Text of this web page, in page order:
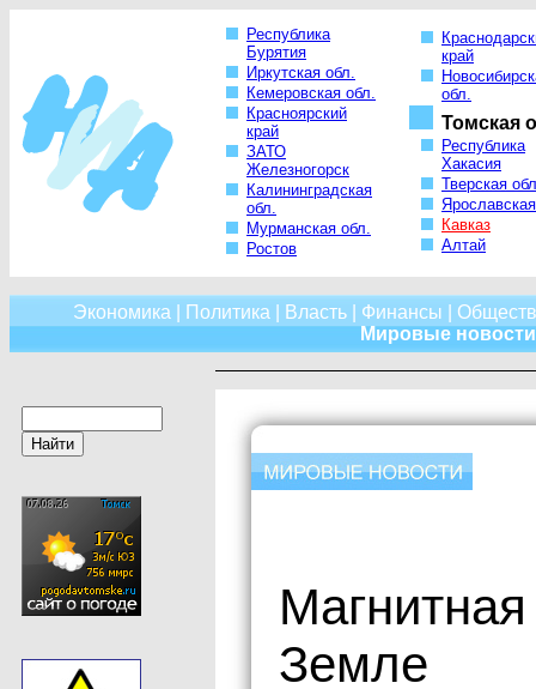
Республика
Бурятия
Иркутская обл.
Кемеровская обл.
Красноярский
край
ЗАТО
Железногорск
Калининградская
обл.
Мурманская обл.
Ростов
край
обл.
Томская
Республика
Хакасия
Тверская
Кавказ
Алтай
Экономика Политика Власть| Финансы
Мировые новости
Земле